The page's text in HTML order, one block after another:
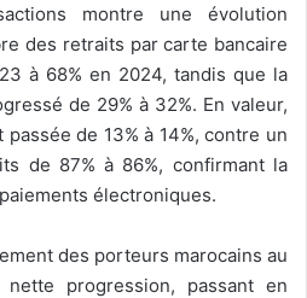
montre une évolution
des retraits par carte bancaire
à 68% en 2024, tandis que la
de 29% à 32%. En valeur,
de 13% à 14%, contre un
de 87% à 86%, confirmant la
électroniques.
des porteurs marocains au
progression, passant en